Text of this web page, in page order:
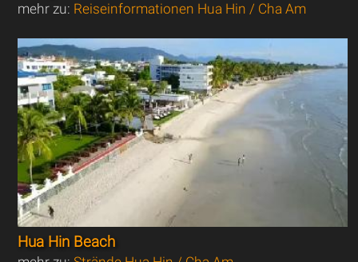
mehr zu: Reiseinformationen Hua Hin / Cha Am
Hua Hin Beach